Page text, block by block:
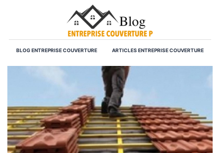
BLOG ENTREPRISE COUVERTURE ARTICLES ENTREPRISE COUVERTURE